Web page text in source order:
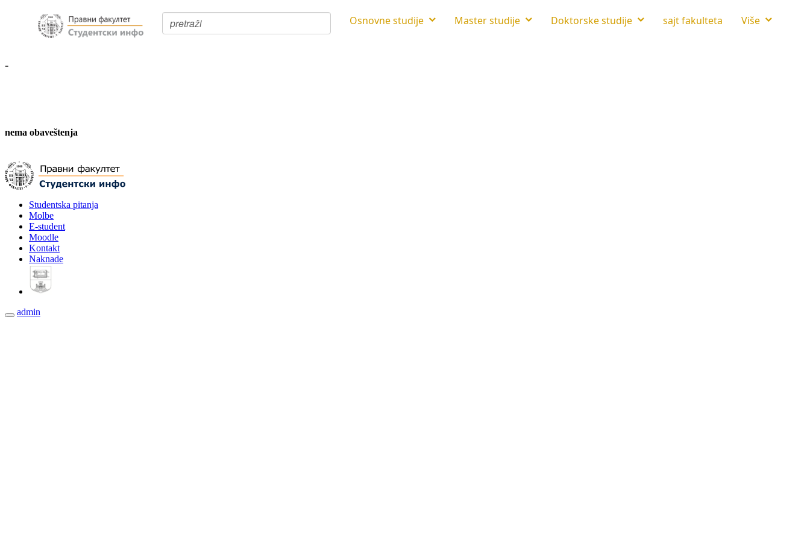
Osnovne studije Master studije Doktorske studije sajt fakulteta Više
-
nema obaveštenja
Studentska pitanja
Molbe
E-student
Moodle
Kontakt
Naknade
admin